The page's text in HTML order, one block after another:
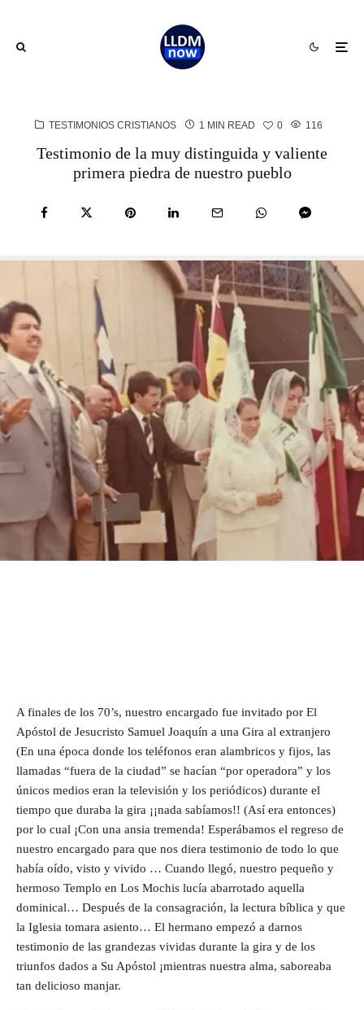
TESTIMONIOS CRISTIANOS 1 MIN READ 0 116
Testimonio de la muy distinguida y valiente
primera piedra de nuestro pueblo
A finales de los 70’s, nuestro encargado fue invitado por El
Apóstol de Jesucristo Samuel Joaquín a una Gira al extranjero
(En una época donde los teléfonos eran alambricos y fijos, las
llamadas “fuera de la ciudad” se hacían “por operadora” y los
únicos medios eran la televisión y los periódicos) durante el
tiempo que duraba la gira ¡¡nada sabíamos!! (Así era entonces)
por lo cual ¡Con una ansia tremenda! Esperábamos el regreso de
nuestro encargado para que nos diera testimonio de todo lo que
había oído, visto y vivido … Cuando llegó, nuestro pequeño y
hermoso Templo en Los Mochis lucía abarrotado aquella
dominical… Después de la consagración, la lectura bíblica y que
la Iglesia tomara asiento… El hermano empezó a darnos
testimonio de las grandezas vividas durante la gira y de los
triunfos dados a Su Apóstol ¡mientras nuestra alma, saboreaba
tan delicioso manjar.